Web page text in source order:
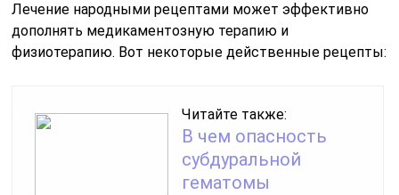
Лечение народными рецептами может эффективно
дополнять медикаментозную терапию и
физиотерапию. Вот некоторые действенные рецепты:
Читайте также:
В чем опасность
субдуральной
гематомы